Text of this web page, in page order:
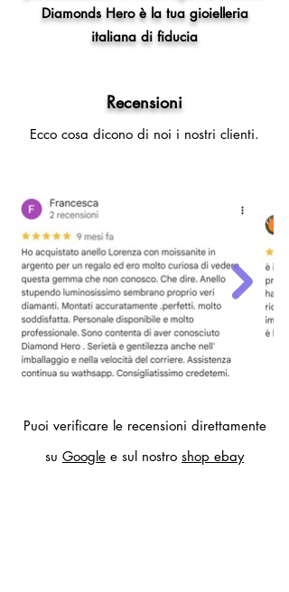
Diamonds Hero è la tua gioielleria
italiana di fiducia
Recensioni
Ecco cosa dicono di noi i nostri clienti.
Puoi verificare le recensioni direttamente
su Google e sul nostro shop ebay